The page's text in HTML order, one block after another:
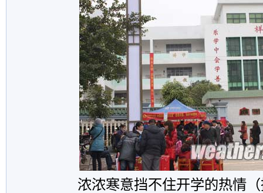
浓浓寒意挡不住开学的热情